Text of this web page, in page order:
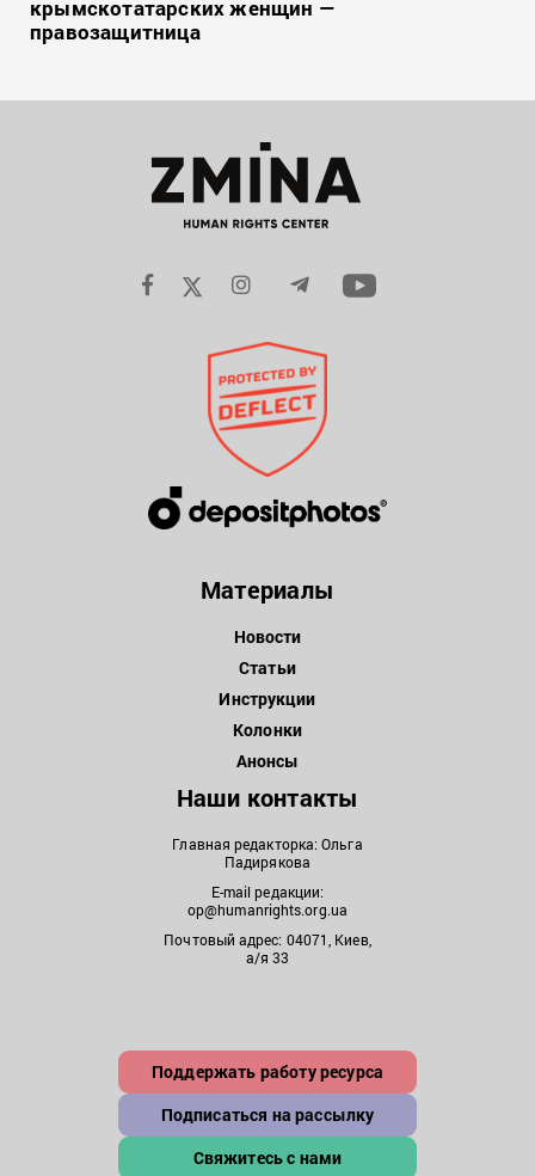
крымскотатарских женщин —
правозащитница
Материалы
Новости
Статьи
Инструкции
Колонки
Анонсы
Наши контакты
Главная редакторка: Ольга
Падирякова
E-mail редакции:
op@humanrights.org.ua
Почтовый адрес: 04071, Киев,
а/я 33
Поддержать работу ресурса
Подписаться на рассылку
Свяжитесь с нами